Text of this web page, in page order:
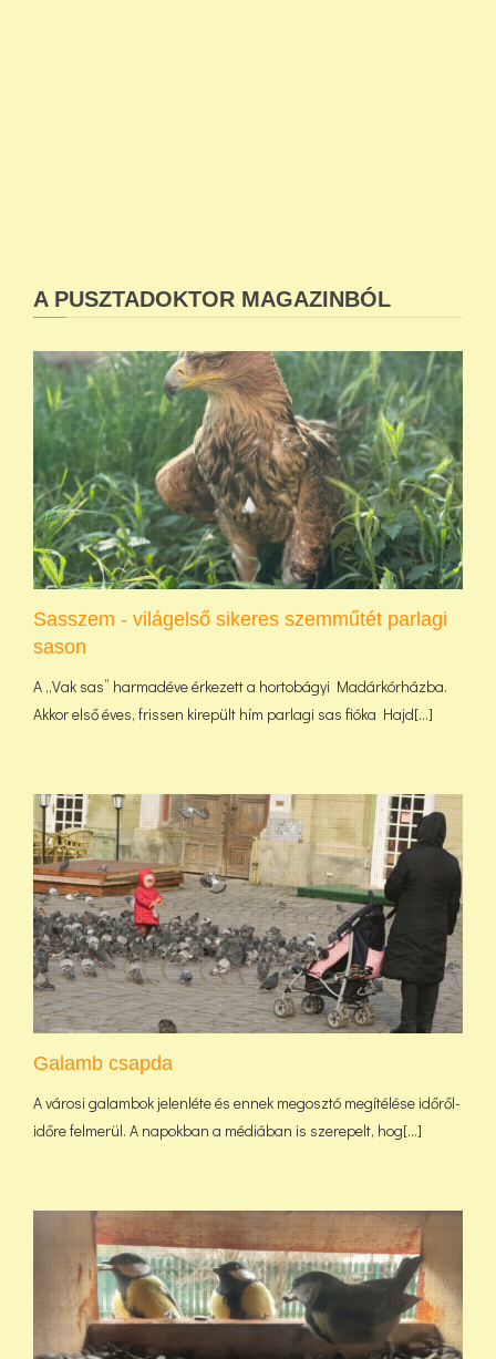
A PUSZTADOKTOR MAGAZINBÓL
Sasszem - világelső sikeres szemműtét parlagi
sason
A „Vak sas” harmadéve érkezett a hortobágyi Madárkórházba.
Akkor első éves, frissen kirepült hím parlagi sas fióka Hajd[...]
Galamb csapda
A városi galambok jelenléte és ennek megosztó megítélése időről-
időre felmerül. A napokban a médiában is szerepelt, hog[...]